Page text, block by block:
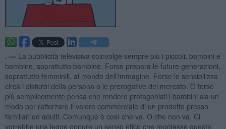
. — La pubblicità televisiva coinvolge sempre più i piccoli, bambini e
bambine, soprattutto bambine. Forse prepara le future generazioni,
soprattutto femminili, al mondo dell’immagine. Forse le sensibilizza
circa i disturbi della persona o le prerogative del mercato. O forse
più semplicemente pensa che rendere protagonisti i bambini sia un
modo per rafforzare il valore commerciale di un prodotto presso
familiari ed adulti. Comunque è così che va. O che non va. Ci
vorrebbe una legge oppure un senso etico che regolasse queste